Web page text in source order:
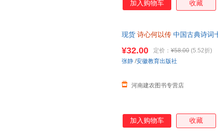
加入购物车 收藏
现货 诗心何以传 中国古典诗词
¥32.00 定价： ¥58.00 (5.52折)
河南建农图书专营店
张静 /安徽教育出版社
加入购物车 收藏